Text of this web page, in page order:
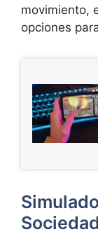
movimiento,
opciones